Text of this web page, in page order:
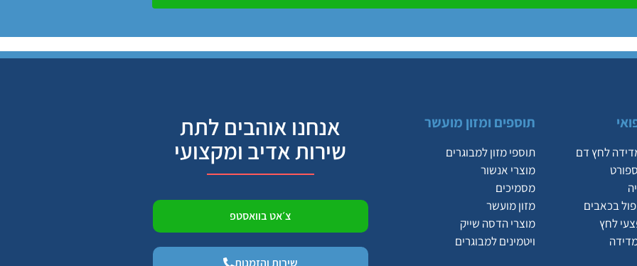
לחץ דם
בכאבים
לחץ
תוספים ומזון מועשר
תוספי מזון למבוגרים
מוצרי אנשור
מסמיכים
מזון מועשר
מוצרי הדסה שייק
ויטמינים למבוגרים
אנחנו אוהבים לתת
שירות אדיב ומקצועי
צ׳אט בוואסטפ
שירות והזמנות